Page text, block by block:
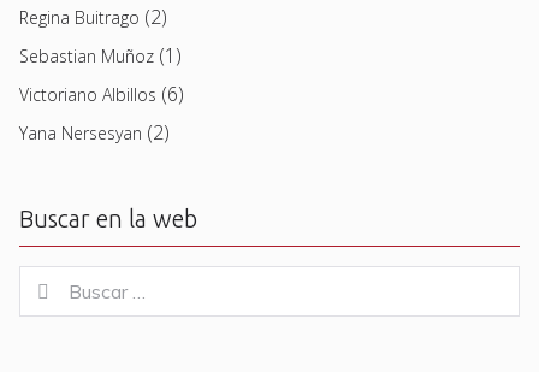
Regina Buitrago (2)
Sebastian Muñoz (1)
Victoriano Albillos (6)
Yana Nersesyan (2)
Buscar en la web
for:
Buscar